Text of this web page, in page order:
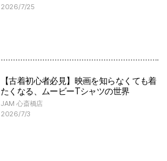
2026/7/25
【古着初心者必見】映画を知らなくても着
たくなる、ムービーTシャツの世界
JAM 心斎橋店
2026/7/3